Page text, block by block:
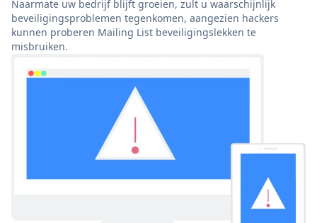
Naarmate uw bedrijf blijft groeien, zult u waarschijnlijk
beveiligingsproblemen tegenkomen, aangezien hackers
kunnen proberen Mailing List beveiligingslekken te
misbruiken.